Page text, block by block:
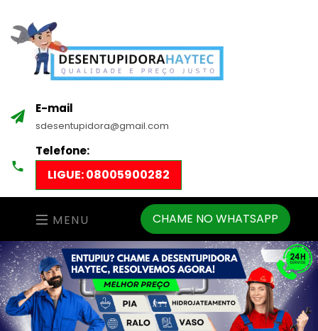
E-mail
sdesentupidora@gmail.com
Telefone:
LIGUE: 08005900282
MENU CHAME NO WHATSAPP